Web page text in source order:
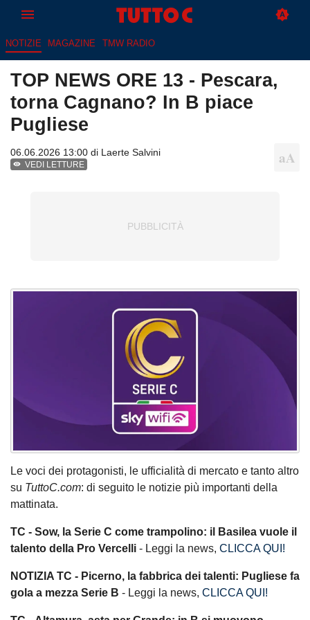
NOTIZIE MAGAZINE TMW RADIO
TOP NEWS ORE 13 - Pescara,
torna Cagnano? In B piace
Pugliese
06.06.2026 13:00 di Laerte Salvini
VEDI LETTURE
Le voci dei protagonisti, le ufficialità di mercato e tanto altro
su TuttoC.com: di seguito le notizie più importanti della
mattinata.
TC - Sow, la Serie C come trampolino: il Basilea vuole il
talento della Pro Vercelli - Leggi la news, CLICCA QUI !
NOTIZIA TC - Picerno, la fabbrica dei talenti: Pugliese fa
gola a mezza Serie B - Leggi la news, CLICCA QUI !